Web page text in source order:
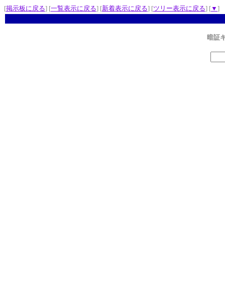
[掲示板に戻る] [一覧表示に戻る] [新着表示に戻る] [ツリー表示に戻る] [▼ ]
暗証